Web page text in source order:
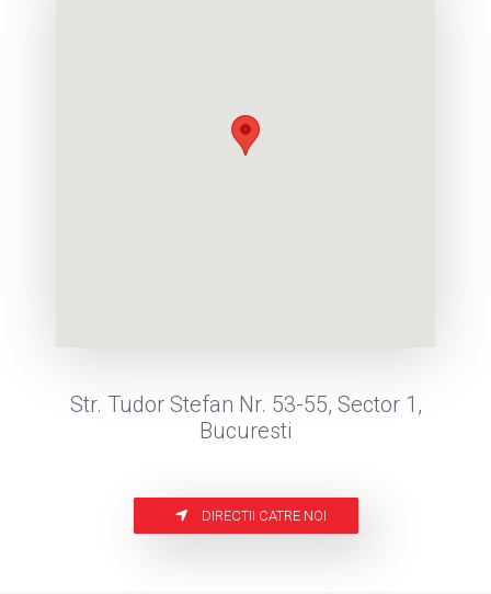
Str. Tudor Stefan Nr. 53-55, Sector 1,
Bucuresti
DIRECTII CATRE NOI